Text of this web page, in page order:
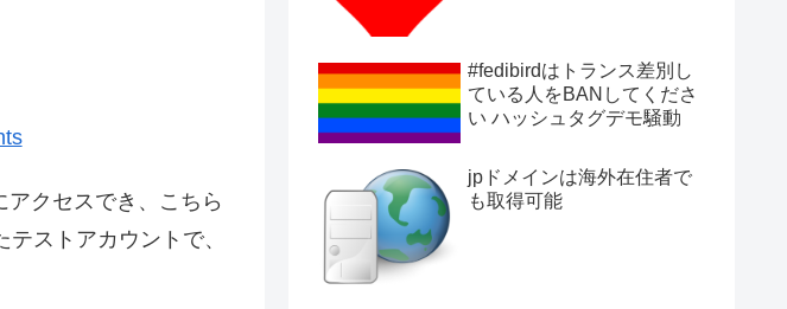
クセスでき、こちら
ストアカウントで、
#fedibirdはトランス差別し
ている人をBANしてくださ
い ハッシュタグデモ騒動
jpドメインは海外在住者で
も取得可能